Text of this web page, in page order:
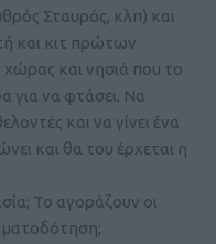
Σταυρός, κλπ) και
και κιτ πρώτων
και νησιά που το
για να φτάσει. Να
και να γίνει ένα
και θα του έρχεται η
Το αγοράζουν οι